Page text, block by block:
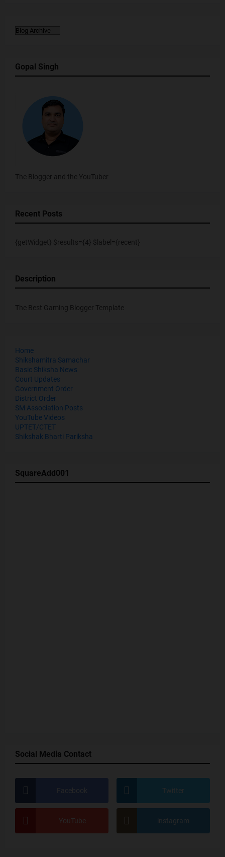
Gopal Singh
The Blogger and the YouTuber
Recent Posts
{getWidget} $results={4} $label={recent}
Description
The Best Gaming Blogger Template
Home
Shikshamitra Samachar
Basic Shiksha News
Court Updates
Government Order
District Order
SM Association Posts
YouTube Videos
UPTET/CTET
Shikshak Bharti Pariksha
SquareAdd001
Social Media Contact
Facebook Twitter
YouTube instagram